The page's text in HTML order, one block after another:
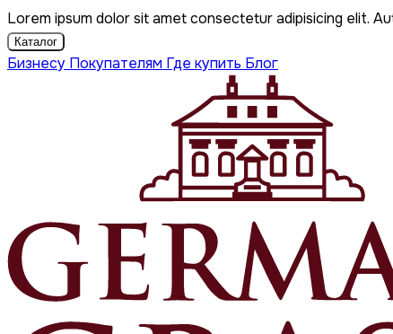
Lorem ipsum dolor sit amet consectetur adipisicing elit.
Каталог
Бизнесу Покупателям Где купить Блог